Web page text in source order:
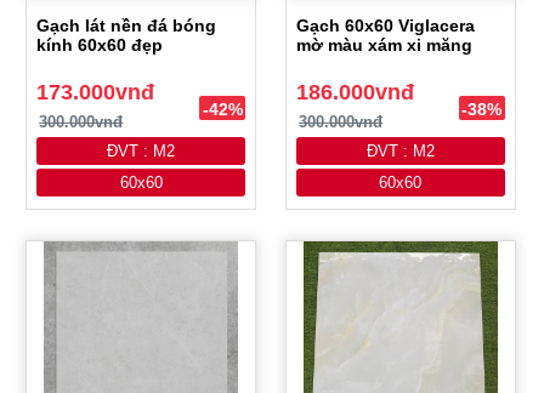
Gạch lát nền đá bóng
kính 60x60 đẹp
173.000vnđ
300.000vnđ
-42%
ĐVT : M2
60x60
Gạch 60x60 Viglacera
mờ màu xám xi măng
186.000vnđ
300.000vnđ
-38%
ĐVT : M2
60x60